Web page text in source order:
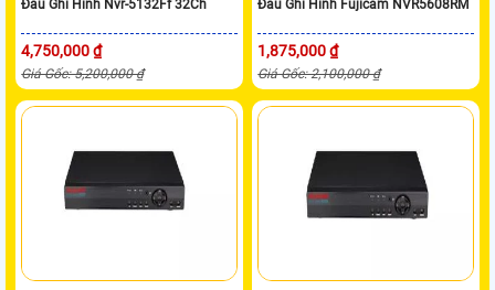
Đầu Ghi Hình Nvr-5132Ff 32Ch
4,750,000 ₫
Giá Gốc: 5,200,000 ₫
Đầu Ghi Hình Fujicam NVR5608RM
1,875,000 ₫
Giá Gốc: 2,100,000 ₫